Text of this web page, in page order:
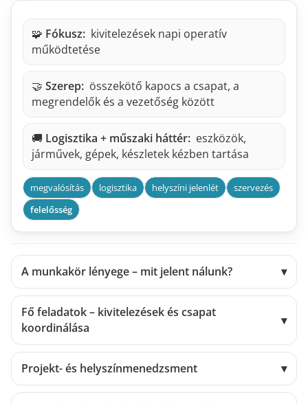
🧩 Fókusz: kivitelezések napi operatív
működtetése
🤝 Szerep: összekötő kapocs a csapat, a
megrendelők és a vezetőség között
🚚 Logisztika + műszaki háttér: eszközök,
járművek, gépek, készletek kézben tartása
megvalósítás logisztika helyszíni jelenlét
szervezés
felelősség
A munkakör lényege – mit jelent nálunk? ▾
Fő feladatok – kivitelezések és csapat
koordinálása
▾
Projekt- és helyszínmenedzsment ▾